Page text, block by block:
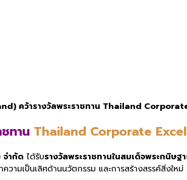
คว้ารางวัลพระราชทาน Thailand
ทาน Thailand Corporate
จํากัด ได้รับรางวัลพระราชทานในสมเด็จพระกนิษ
ความเป็นเลิศด้านนวัตกรรม และการสร้างสรรค์สิ่งใ